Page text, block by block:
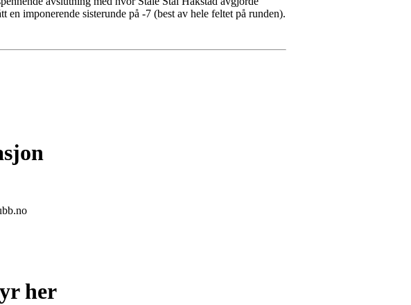
imponerende sisterunde på -7 (best av hele feltet på runden).
her